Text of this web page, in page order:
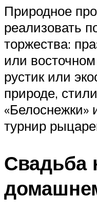
Природное
реализовать
торжества:
или
рустик или
природе,
«Белоснежки»
турнир
Свадьба